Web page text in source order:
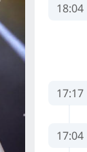
18:04
17:17
17:04